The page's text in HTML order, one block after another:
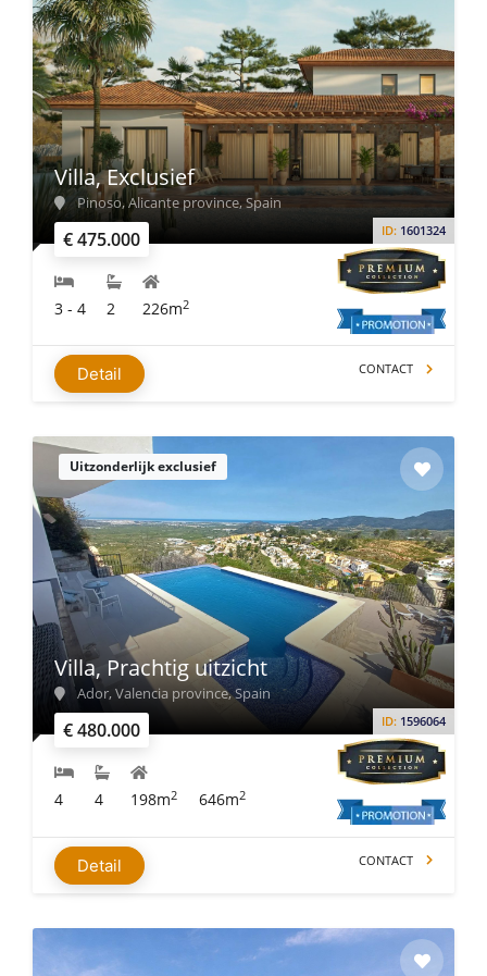
€ 475.000 ID: 1601324
Villa, Exclusief
Pinoso, Alicante province, Spain
3 - 4 2 226m2
Detail CONTACT
Uitzonderlijk exclusief
€ 480.000 ID: 1596064
Villa, Prachtig uitzicht
Ador, Valencia province, Spain
4 4 198m2 646m2
Detail CONTACT